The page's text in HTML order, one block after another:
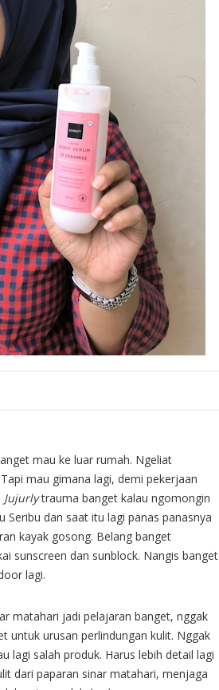
mau ke luar rumah. Ngeliat
mau gimana lagi, demi pekerjaan
Jujurlytrauma banget kalau ngomongin
dan saat itu lagi panas panasnya
kayak gosong. Belang banget
sunscreen dan sunblock. Nangis banget
lagi.
matahari jadi pelajaran banget, nggak
untuk urusan perlindungan kulit. Nggak
lagi salah produk. Harus lebih detail lagi
dari paparan sinar matahari, menjaga